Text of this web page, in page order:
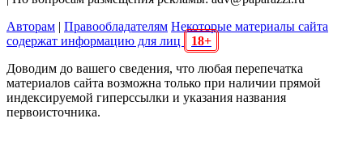
Авторам | Правообладателям Некоторые материалы сайта
содержат информацию для лиц
18+
Доводим до вашего сведения, что любая перепечатка
материалов сайта возможна только при наличии прямой
индексируемой гиперссылки и указания названия
первоисточника.